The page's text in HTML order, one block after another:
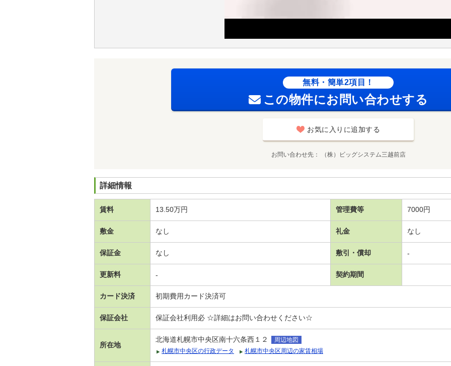
無料・簡単2項目！
この物件にお問い合わせする
お気に入りに追加する
お問い合わせ先 （株）ビッグシステム三越前店
詳細情報
賃料 13.50万円 管理費等 7000円
敷金 なし 礼金 なし
保証金 なし 敷引・償却 -
更新料 - 契約期間
カード決済 初期費用カード決済可
保証会社 保証会社利用必 ☆詳細はお問い合わせください☆
所在地
北海道札幌市中央区南十六条西１２
周辺地図
札幌市中央区の行政データ
札幌市中央区周辺の家賃相場